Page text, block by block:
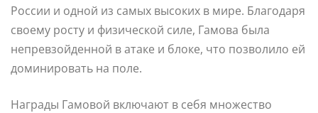
России и одной из самых высоких в мире. Благодаря
своему росту и физической силе, Гамова была
непревзойденной в атаке и блоке, что позволило ей
доминировать на поле.
Награды Гамовой включают в себя множество